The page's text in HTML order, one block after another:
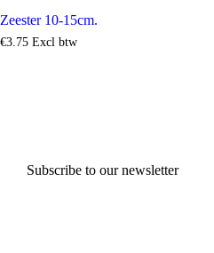
Zeester 10-15cm.
€3.75 Excl btw
Subscribe to our newsletter